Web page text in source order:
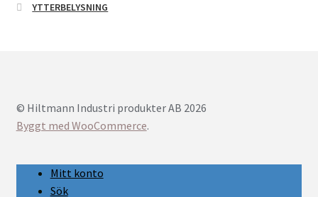
YTTERBELYSNING
© Hiltmann Industri produkter AB 2026
Byggt med WooCommerce.
Mitt konto
Sök